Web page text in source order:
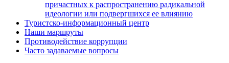
причастных к распространению радикальной
идеологии или подвергшихся ее влиянию
Туристско-информационный центр
Наши маршруты
Противодействие коррупции
Часто задаваемые вопросы